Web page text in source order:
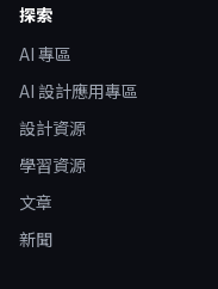
探索
AI 專區
AI 設計應用專區
設計資源
學習資源
文章
新聞